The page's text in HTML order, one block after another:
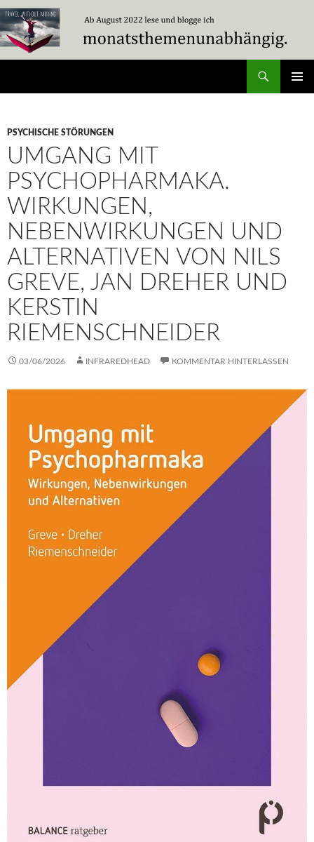
Zum
Inhalt
springen
PSYCHISCHE STÖRUNGEN
UMGANG MIT
PSYCHOPHARMAKA.
WIRKUNGEN,
NEBENWIRKUNGEN UND
ALTERNATIVEN VON NILS
GREVE, JAN DREHER UND
KERSTIN
RIEMENSCHNEIDER
03/06/2026 INFRAREDHEAD KOMMENTAR HINTERLASSEN